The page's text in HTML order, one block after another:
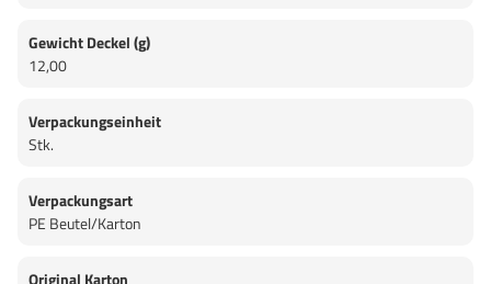
Gewicht Deckel (g)
12,00
Verpackungseinheit
Stk.
Verpackungsart
PE Beutel/Karton
Original Karton